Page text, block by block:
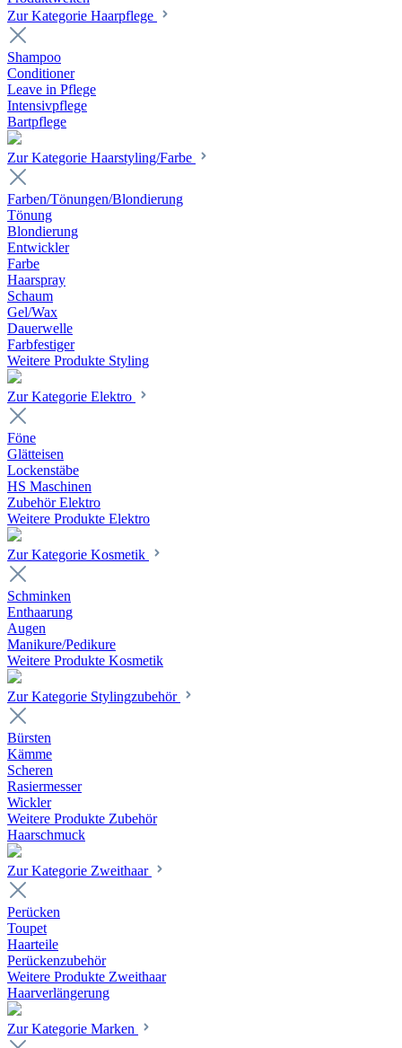
Zur Kategorie Haarpflege
Shampoo
Conditioner
Leave in Pflege
Intensivpflege
Bartpflege
Zur Kategorie Haarstyling/Farbe
Farben/Tönungen/Blondierung
Tönung
Blondierung
Entwickler
Farbe
Haarspray
Schaum
Gel/Wax
Dauerwelle
Farbfestiger
Weitere Produkte Styling
Zur Kategorie Elektro
Föne
Glätteisen
Lockenstäbe
HS Maschinen
Zubehör Elektro
Weitere Produkte Elektro
Zur Kategorie Kosmetik
Schminken
Enthaarung
Augen
Manikure/Pedikure
Weitere Produkte Kosmetik
Zur Kategorie Stylingzubehör
Bürsten
Kämme
Scheren
Rasiermesser
Wickler
Weitere Produkte Zubehör
Haarschmuck
Zur Kategorie Zweithaar
Perücken
Toupet
Haarteile
Perückenzubehör
Weitere Produkte Zweithaar
Haarverlängerung
Zur Kategorie Marken